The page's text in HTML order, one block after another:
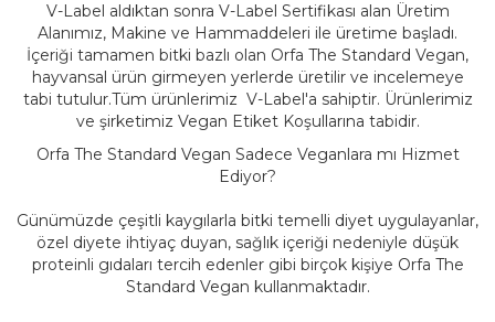
V-Label aldıktan sonra V-Label Sertifikası alan Üretim
Alanımız, Makine ve Hammaddeleri ile üretime başladı.
İçeriği tamamen bitki bazlı olan Orfa The Standard Vegan,
hayvansal ürün girmeyen yerlerde üretilir ve incelemeye
tabi tutulur.Tüm ürünlerimiz V-Label'a sahiptir. Ürünlerimiz
ve şirketimiz Vegan Etiket Koşullarına tabidir.
Orfa The Standard Vegan Sadece Veganlara mı Hizmet
Ediyor?
Günümüzde çeşitli kaygılarla bitki temelli diyet uygulayanlar,
özel diyete ihtiyaç duyan, sağlık içeriği nedeniyle düşük
proteinli gıdaları tercih edenler gibi birçok kişiye Orfa The
Standard Vegan kullanmaktadır.